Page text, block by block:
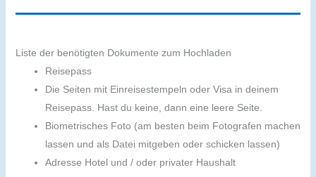
Liste der benötigten Dokumente zum Hochladen
Reisepass
Die Seiten mit Einreisestempeln oder Visa in deinem
Reisepass. Hast du keine, dann eine leere Seite.
Biometrisches Foto (am besten beim Fotografen machen
lassen und als Datei mitgeben oder schicken lassen)
Adresse Hotel und / oder privater Haushalt